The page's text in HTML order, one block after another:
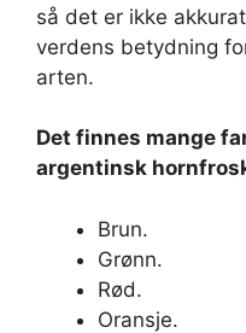
så det er ikke
verdens betydning
arten.
Det finnes mange
argentinsk
Brun.
Grønn.
Rød.
Oransje.